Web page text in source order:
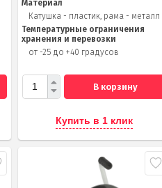
Материал
Катушка - пластик, рама - металл
Температурные ограничения
хранения и перевозки
от -25 до +40 градусов
В корзину
Купить в 1 клик